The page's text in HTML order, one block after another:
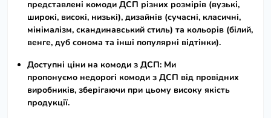
представлені комоди ДСП різних розмірів (вузькі,
широкі, високі, низькі), дизайнів (сучасні, класичні,
мінімалізм, скандинавський стиль) та кольорів (білий,
венге, дуб сонома та інші популярні відтінки).
Доступні ціни на комоди з ДСП: Ми
пропонуємо недорогі комоди з ДСП від провідних
виробників, зберігаючи при цьому високу якість
продукції.